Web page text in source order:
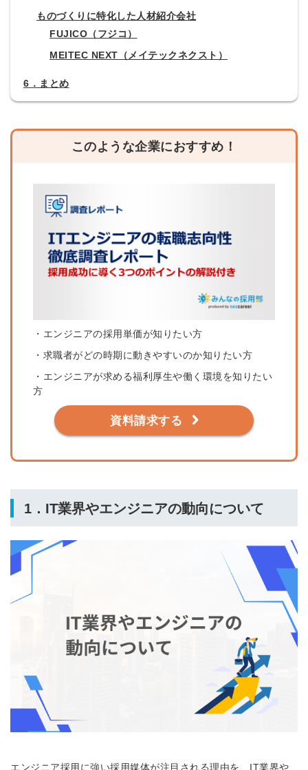
ものづくりに特化した人材紹介会社
FUJICO（フジコ）
MEITEC NEXT（メイテックネクスト）
6．まとめ
このような企業におすすめ！
・エンジニアの採用単価が知りたい方
・求職者がどの時期に動きやすいのか知りたい方
・エンジニアが求める福利厚生や働く環境を知りたい
方
資料請求する
1．IT業界やエンジニアの動向について
エンジニア採用に強い採用媒体が注目される理由を、IT業界や